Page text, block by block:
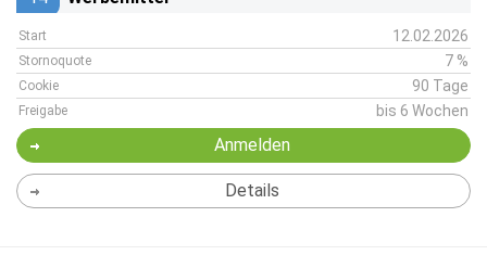
Start 12.02.2026
Stornoquote 7 %
Cookie 90 Tage
Freigabe bis 6 Wochen
Anmelden
Details